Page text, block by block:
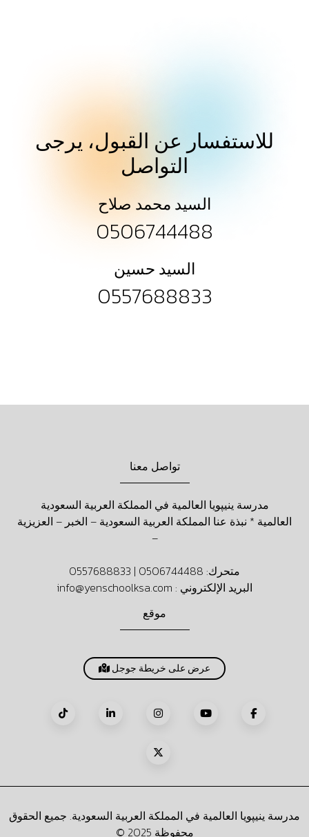
للاستفسار عن القبول، يرجى
التواصل
السيد محمد صلاح
0506744488
السيد حسين
0557688833
تواصل معنا
مدرسة ينيپويا العالمية في المملكة العربية السعودية
العالمية * نبذة عنا المملكة العربية السعودية – الخبر – العزيزية
–
متحرك: 0506744488
|
0557688833
البريد الإلكتروني : info@yenschoolksa.com
موقع
عرض على خريطة جوجل
مدرسة ينيپويا العالمية في المملكة العربية السعودية. جميع الحقوق
محفوظة 2025 ©